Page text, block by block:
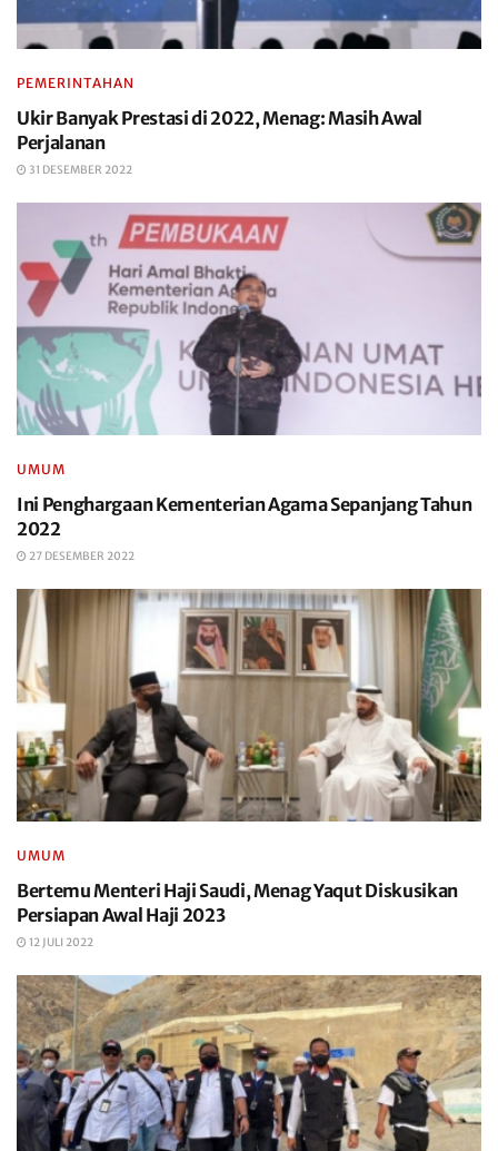
PEMERINTAHAN
Ukir Banyak Prestasi di 2022, Menag: Masih Awal
Perjalanan
31 DESEMBER 2022
UMUM
Ini Penghargaan Kementerian Agama Sepanjang Tahun
2022
27 DESEMBER 2022
UMUM
Bertemu Menteri Haji Saudi, Menag Yaqut Diskusikan
Persiapan Awal Haji 2023
12 JULI 2022